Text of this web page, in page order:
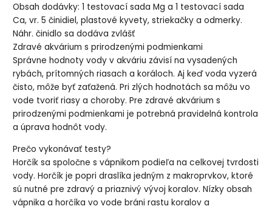
Obsah dodávky: 1 testovací sada Mg a 1 testovací sada
Ca, vr. 5 činidiel, plastové kyvety, striekačky a odmerky.
Náhr. činidlo sa dodáva zvlášť
Zdravé akvárium s prirodzenými podmienkami
Správne hodnoty vody v akváriu závisí na vysadených
rybách, prítomných riasach a koráloch. Aj keď voda vyzerá
čisto, môže byť zaťažená. Pri zlých hodnotách sa môžu vo
vode tvoriť riasy a choroby. Pre zdravé akvárium s
prirodzenými podmienkami je potrebná pravidelná kontrola
a úprava hodnôt vody.
Prečo vykonávať testy?
Horčík sa spoločne s vápnikom podieľa na celkovej tvrdosti
vody. Horčík je popri draslíka jedným z makroprvkov, ktoré
sú nutné pre zdravý a priaznivý vývoj koralov. Nízky obsah
vápnika a horčíka vo vode bráni rastu koralov a